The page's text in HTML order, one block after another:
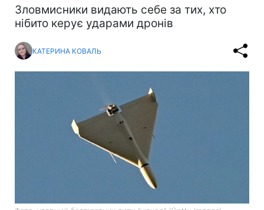
Зловмисники видають себе за тих, хто
нібито керує ударами дронів
КАТЕРИНА КОВАЛЬ